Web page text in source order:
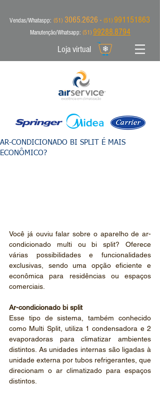
Vendas/Whataspp: (51) 3065.2626 - (51) 991151863
Manutenção/Whatsapp: (51) 99288.8794
Loja virtual
AR-CONDICIONADO BI SPLIT É MAIS
ECONÔMICO?
Você já ouviu falar sobre o aparelho de ar-
condicionado multi ou bi split? Oferece
várias possibilidades e funcionalidades
exclusivas, sendo uma opção eficiente e
econômica para residências ou espaços
comerciais.
Ar-condicionado bi split
Esse tipo de sistema, também conhecido
como Multi Split, utiliza 1 condensadora e 2
evaporadoras para climatizar ambientes
distintos. As unidades internas são ligadas à
unidade externa por tubos refrigerantes, que
direcionam o ar climatizado para espaços
distintos.